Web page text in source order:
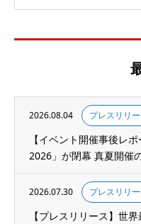
2026.08.04 プレスリリ
【イベント開催事後レ
2026」が閉幕 真夏開催
2026.07.30 プレスリリ
【プレスリリース】世